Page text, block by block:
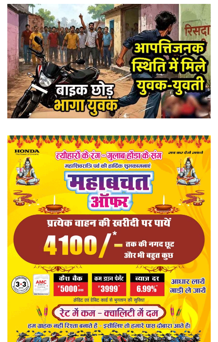
खेल
राज्य
व्यापार
संपादकीय
रोजगार
मनोरंजन
मैगज़ीन की लेख
प्रमुख खबर
हेल्थ
Language
hindi